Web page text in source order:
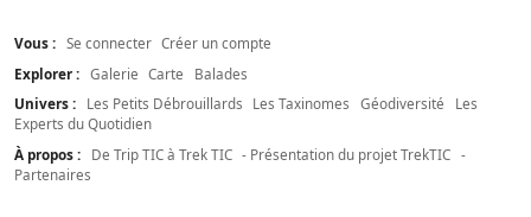
Vous : Se connecter Créer un compte
Explorer : Galerie Carte
Balades
Univers :
Les Petits Débrouillards Les Taxinomes Géodiversité
Les
Experts du Quotidien
À propos :
De Trip TIC à Trek TIC - Présentation du projet TrekTIC -
Partenaires